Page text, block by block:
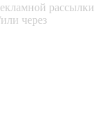
рассылки
через